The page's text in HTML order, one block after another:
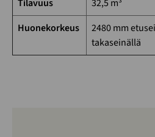
Tilavuus
32,5 m³
Huonekorkeus
2480 mm
takaseinällä